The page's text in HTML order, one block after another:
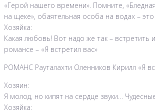
«Герой нашего времени». Помните,
на щеке», обаятельная особа на водах –
Хозяйка:
Какая любовь! Вот надо же так – встретить
романсе – «Я встретил вас»
РОМАНС Рауталахти Оленников Кирилл «Я
Хозяин:
Я молод, но кипят на сердце звуки…
Хозяйка: